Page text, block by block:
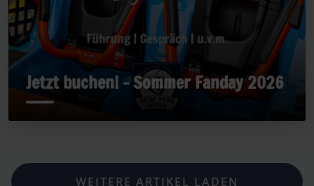
Jetzt buchen! - Sommer Fanday 2026
WEITERE ARTIKEL LADEN